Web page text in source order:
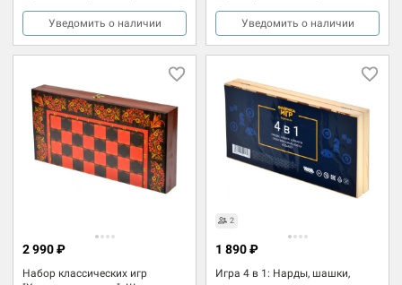
Уведомить о наличии Уведомить о наличии
Набор классических игр
2 990 ₽
2
Игра 4 в 1: Нарды, шашки,
1 890 ₽